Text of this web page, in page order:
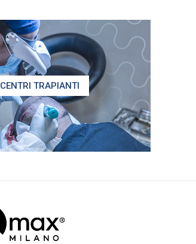
CENTRI TRAPIANTI